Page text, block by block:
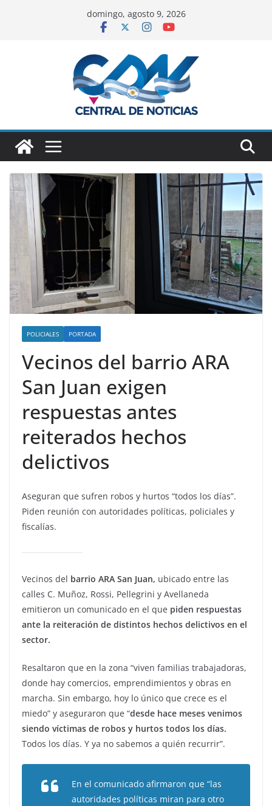
domingo, agosto 9, 2026
POLICIALES PORTADA
Vecinos del barrio ARA
San Juan exigen
respuestas antes
reiterados hechos
delictivos
Aseguran que sufren robos y hurtos “todos los días”.
Piden reunión con autoridades políticas, policiales y
fiscalías.
Vecinos del barrio ARA San Juan, ubicado entre las
calles C. Muñoz, Rossi, Pellegrini y Avellaneda
emitieron un comunicado en el que piden respuestas
ante la reiteración de distintos hechos delictivos en el
sector.
Resaltaron que en la zona “viven familias trabajadoras,
donde hay comercios, emprendimientos y obras en
marcha. Sin embargo, hoy lo único que crece es el
miedo” y aseguraron que “desde hace meses venimos
siendo víctimas de robos y hurtos todos los días.
Todos los días. Y ya no sabemos a quién recurrir”.
En el comunicado afirmaron que “las
autoridades políticas miran para otro